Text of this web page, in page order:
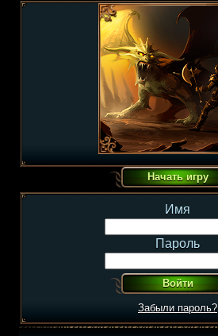
Имя
Пароль
Забыли пароль?